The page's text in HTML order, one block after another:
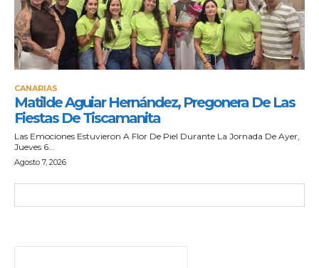
CANARIAS
Matilde Aguiar Hernández, Pregonera De Las
Fiestas De Tiscamanita
Las Emociones Estuvieron A Flor De Piel Durante La Jornada De Ayer,
Jueves 6...
Agosto 7, 2026